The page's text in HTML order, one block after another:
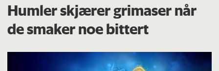
Humler skjærer grimaser når
de smaker noe bittert